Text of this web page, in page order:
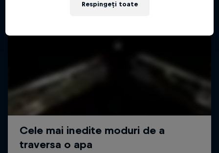
Respingeți toate